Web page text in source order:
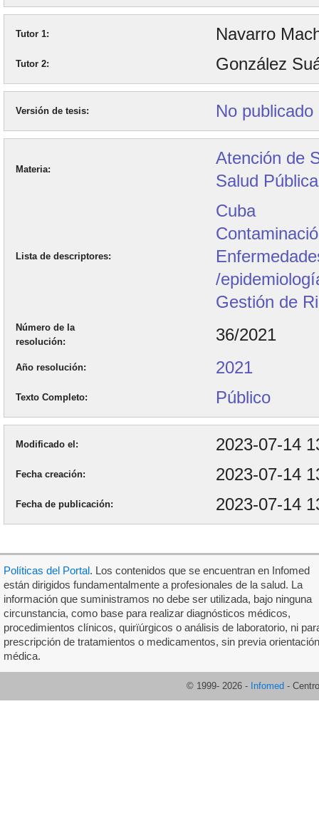
Tutor 1 Navarro
Tutor 2 González
Versión de tesis No publicado
Materia
Atención de
Salud Pública
Lista de descriptores
Cuba
/
Gestión de
Número de la
resolución
36/2021
Año resolución 2021
Texto Completo Público
Modificado el 2023-07-14
Fecha creación 2023-07-14
Fecha de publicación 2023-07-14
Políticas del Portal. Los contenidos que se encuentran en Infomed
están dirigidos fundamentalmente a profesionales de la salud. La
información que suministramos no debe ser utilizada, bajo ninguna
circunstancia, como base para realizar diagnósticos médicos,
procedimientos clínicos, quirïúrgicos o análisis de laboratorio, ni
prescripción de tratamientos o medicamentos, sin previa orientación
médica.
© 1999- 2026 - Infomed -